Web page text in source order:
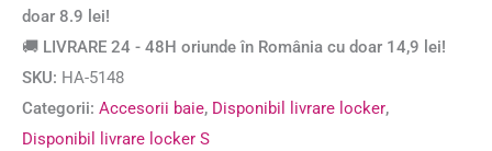
doar 8.9 lei!
🚚 LIVRARE 24 - 48H oriunde în România cu doar 14,9 lei!
SKU: HA-5148
Categorii: Accesorii baie, Disponibil livrare locker,
Disponibil livrare locker S